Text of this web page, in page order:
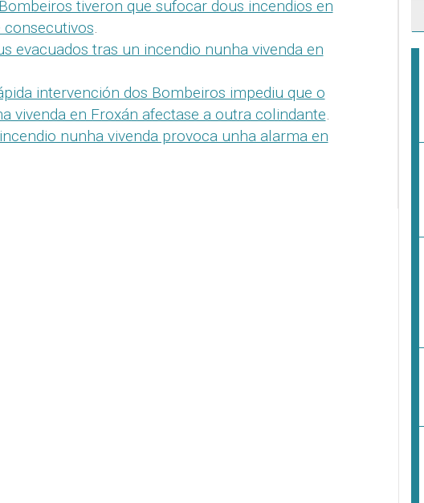
tiveron que sufocar dous incendios en
consecutivos.
evacuados tras un incendio nunha vivenda en
intervención dos Bombeiros impediu que o
vivenda en Froxán afectase a outra colindante.
nunha vivenda provoca unha alarma en